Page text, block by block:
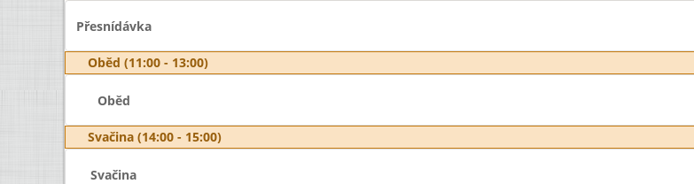
Přesnídávka
Oběd (11:00 - 13:00)
Oběd
Svačina (14:00 - 15:00)
Svačina